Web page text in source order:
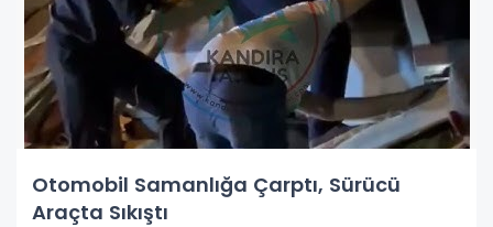
Otomobil Samanlığa Çarptı, Sürücü
Araçta Sıkıştı